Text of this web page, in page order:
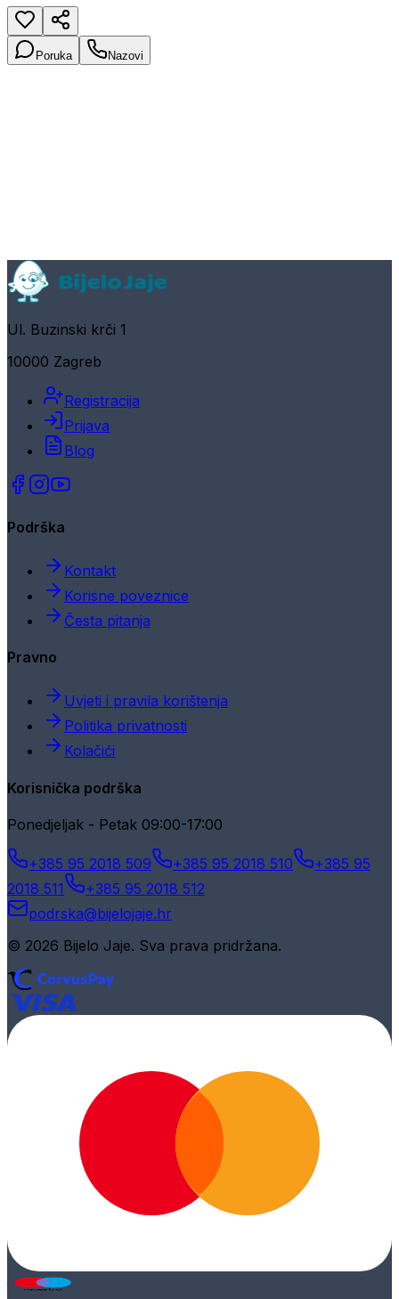
Poruka Nazovi
Ul. Buzinski krči 1
10000 Zagreb
Registracija
Prijava
Blog
Podrška
Kontakt
Korisne poveznice
Česta pitanja
Pravno
Uvjeti i pravila korištenja
Politika privatnosti
Kolačići
Korisnička podrška
Ponedjeljak - Petak 09:00-17:00
+385 95 2018 509 +385 95 2018 510
+385 95
2018 511
+385 95 2018 512
podrska@bijelojaje.hr
© 2026 Bijelo Jaje. Sva prava pridržana.